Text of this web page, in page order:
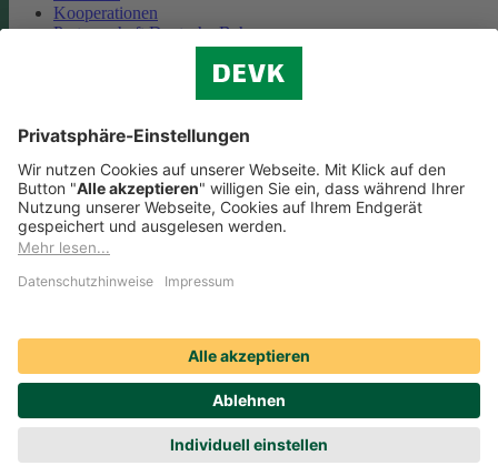
Kooperationen
Partnerschaft Deutsche Bahn
Cookie-Einstellungen
Datenschutz
Impressum
Streitbeilegung
Nutzungshinweise
Compliance
Social Media Icons sowie Verlinkungen, die mit
sind, führen auf externe Seiten. Die DEVK ist für die dortigen
Nutzungsbedingungen und Datenschutzbestimmungen nicht
verantwortlich. Mehr dazu erfahren Sie unter